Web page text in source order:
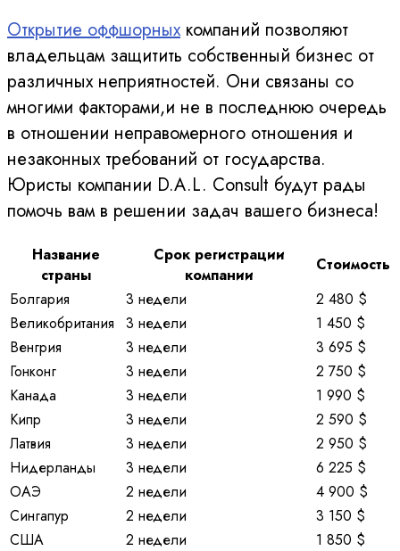
Открытие оффшорныхкомпаний позволяют
владельцам защитить собственный бизнес от
различных неприятностей. Они связаны со
многими факторами,и не в последнюю очередь
в отношении неправомерного отношения и
незаконных требований от государства.
Юристы компании D.A.L. Consult будут рады
помочь вам в решении задач вашего бизнеса!
Название
страны
Срок регистрации
компании
Стоимость
Болгария
3 недели
2 480 $
Великобритания
3 недели
1 450 $
Венгрия
3 недели
3 695 $
Гонконг
3 недели
2 750 $
Канада
3 недели
1 990 $
Кипр
3 недели
2 590 $
Латвия
3 недели
2 950 $
Нидерланды
3 недели
6 225 $
ОАЭ
2 недели
4 900 $
Сингапур
2 недели
3 150 $
США
2 недели
1 850 $